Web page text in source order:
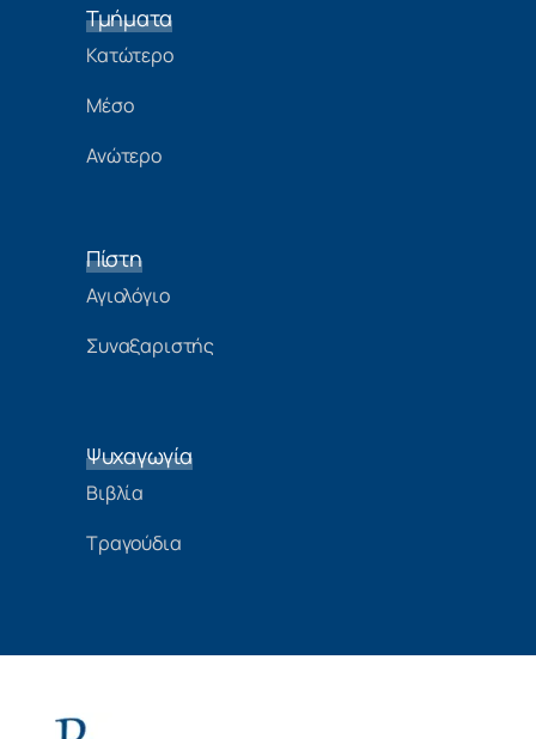
Τμήματα
Κατώτερο
Μέσο
Ανώτερο
Πίστη
Αγιολόγιο
Συναξαριστής
Ψυχαγωγία
Βιβλία
Τραγούδια